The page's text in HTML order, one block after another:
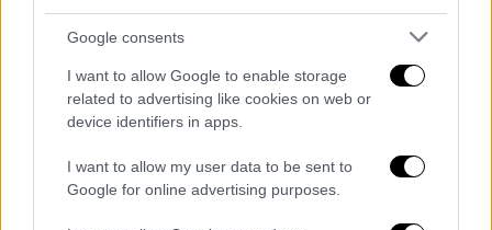
Google consents
I want to allow Google to enable storage
related to advertising like cookies on web or
device identifiers in apps.
I want to allow my user data to be sent to
Google for online advertising purposes.